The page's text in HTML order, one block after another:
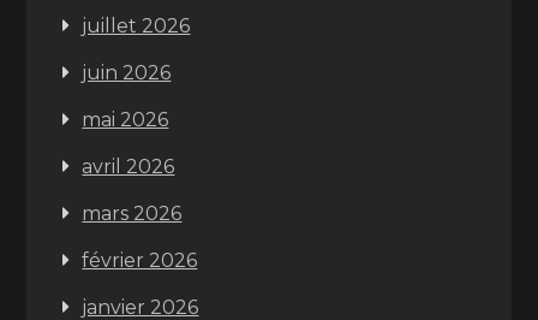
juillet 2026
juin 2026
mai 2026
avril 2026
mars 2026
février 2026
janvier 2026